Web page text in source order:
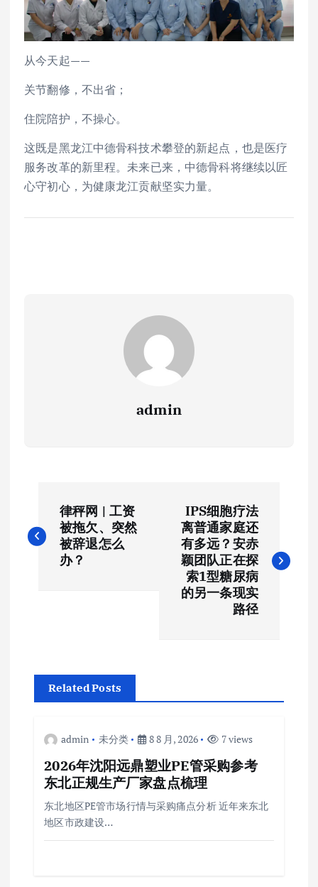
从今天起——
关节翻修，不出省；
住院陪护，不操心。
这既是黑龙江中德骨科技术攀登的新起点，也是医疗
服务改革的新里程。未来已来，中德骨科将继续以匠
心守初心，为健康龙江贡献坚实力量。
admin
章
律秤网 | 工资
被拖欠、突然
被辞退怎么
办？
IPS细胞疗法
离普通家庭还
有多远？安赤
颖团队正在探
索1型糖尿病
的另一条现实
路径
Related Posts
admin 未分类 8 8 月, 2026 7 views
2026年沈阳远鼎塑业PE管采购参考
东北正规生产厂家盘点梳理
东北地区PE管市场行情与采购痛点分析 近年来东北
地区市政建设…